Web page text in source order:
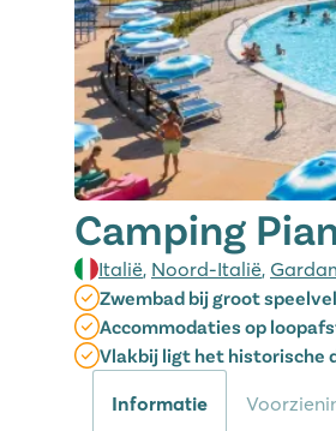
Camping
Italië, Noord-Italië,
Zwembad bij groot
Accommodaties op
Vlakbij ligt het historische
Informatie